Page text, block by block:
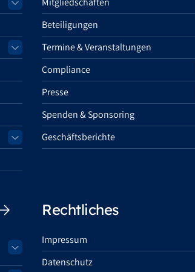
Beteiligungen
Termine & Veranstaltungen
Compliance
Presse
Spenden & Sponsoring
Geschäftsberichte
Rechtliches
Impressum
Datenschutz